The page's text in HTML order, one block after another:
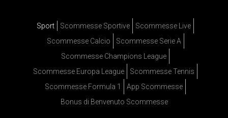
Sport Scommesse Sportive
Scommesse Live
Scommesse Calcio
Scommesse Serie A
Scommesse Champions League
Scommesse Europa League
Scommesse Tennis
Scommesse Formula 1
App Scommesse
Bonus di Benvenuto Scommesse